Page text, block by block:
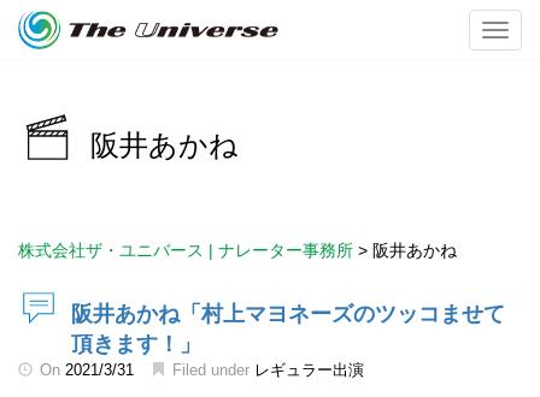
阪井あかね
株式会社ザ・ユニバース | ナレーター事務所 > 阪井あかね
阪井あかね「村上マヨネーズのツッコませて
頂きます！」
On 2021/3/31 Filed under レギュラー出演